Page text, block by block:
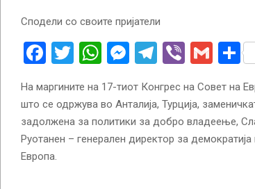
Сподели со своите пријатели
Facebook
Twitter
WhatsApp
Messenger
Telegram
ViberGmail
На маргините на 17-тиот Конгрес на Совет на
што се одржува во Анталија, Турција,
задолжена за политики за добро владеење,
Руотанен – генерален директор за
Европа.